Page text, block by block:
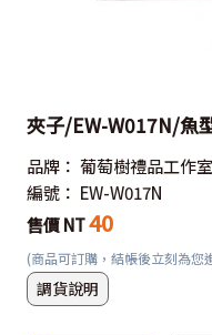
夾子/EW-W017N/魚
品牌： 葡萄樹禮品工作室
編號： EW-W017N
售價 NT40
(商品可訂購，結帳後立刻為您
調貨說明